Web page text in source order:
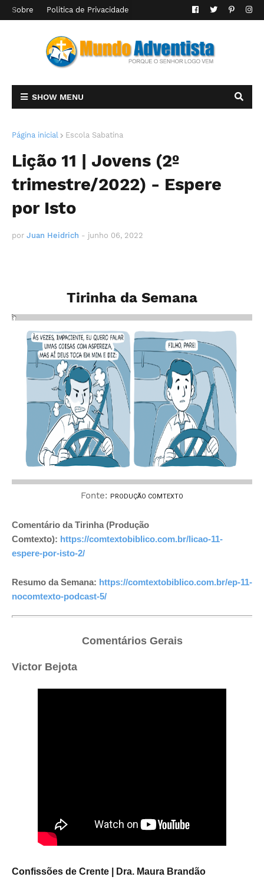
Sobre Politica de Privacidade
SHOW MENU
Página inicial Escola Sabatina
Lição 11 | Jovens (2º
trimestre/2022) - Espere
por Isto
por Juan Heidrich - junho 06, 2022
Tirinha da Semana
Fonte: PRODUÇÃO COMTEXTO
Comentário da Tirinha (Produção
Comtexto): https://comtextobiblico.com.br/licao-11-
espere-por-isto-2/
Resumo da Semana: https://comtextobiblico.com.br/ep-11-
nocomtexto-podcast-5/
Comentários Gerais
Victor Bejota
Confissões de Crente | Dra. Maura Brandão